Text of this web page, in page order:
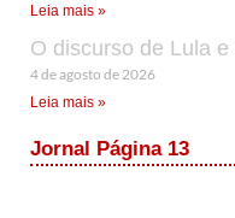
Leia mais »
O discurso de Lula
4 de agosto de 2026
Leia mais »
Jornal Página 13